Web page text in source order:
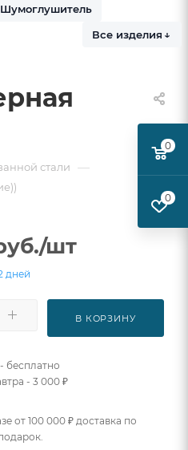
Шумоглушитель
Все изделия ↓
стали —
/шт
дней
В КОРЗИНУ
бесплатно
- 3 000 ₽
от 100 000 ₽ доставка по
0
0